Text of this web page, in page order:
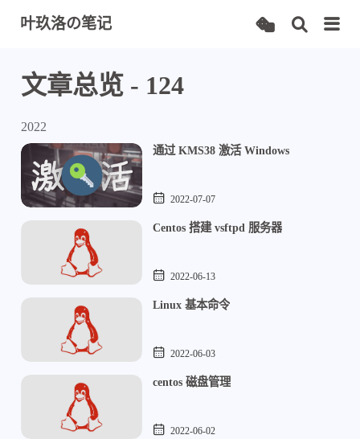
叶玖洛の笔记
文章总览 - 124
2022
通过 KMS38 激活 Windows
2022-07-07
Centos 搭建 vsftpd 服务器
2022-06-13
Linux 基本命令
2022-06-03
centos 磁盘管理
2022-06-02